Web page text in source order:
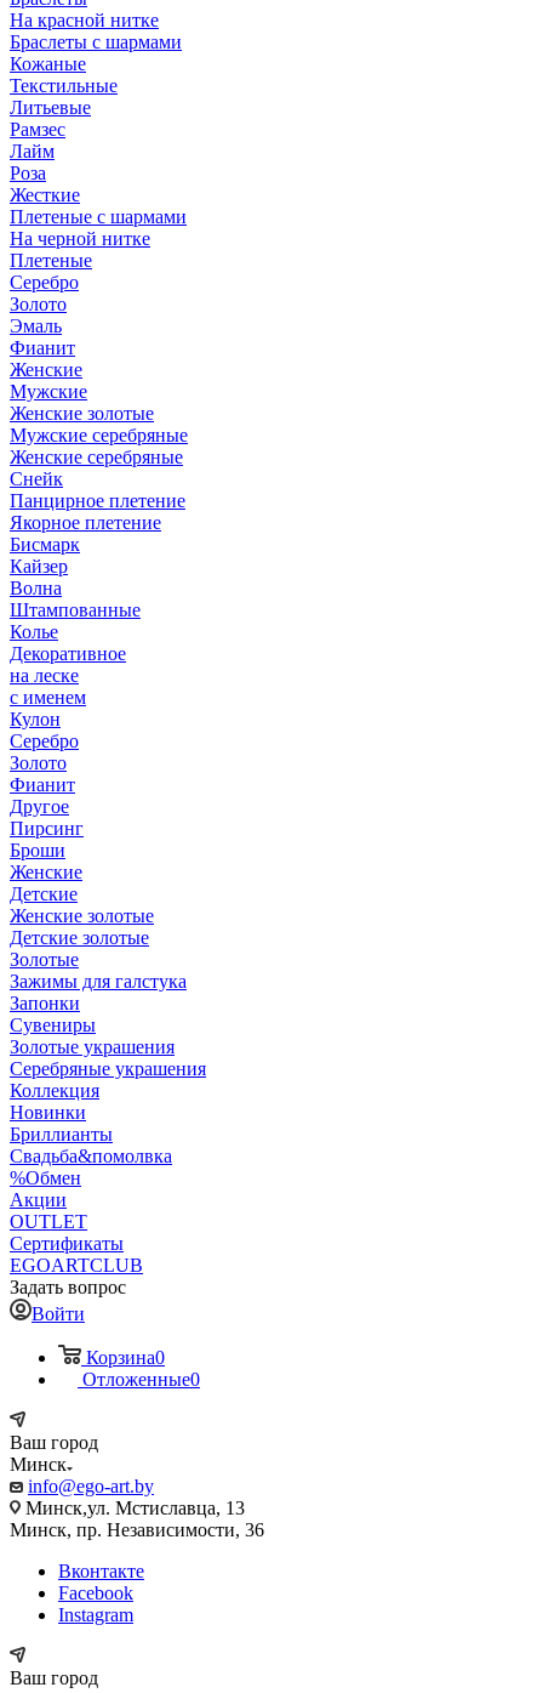
На красной нитке
Браслеты с шармами
Кожаные
Текстильные
Литьевые
Рамзес
Лайм
Роза
Жесткие
Плетеные с шармами
На черной нитке
Плетеные
Серебро
Золото
Эмаль
Фианит
Женские
Мужские
Женские золотые
Мужские серебряные
Женские серебряные
Снейк
Панцирное плетение
Якорное плетение
Бисмарк
Кайзер
Волна
Штампованные
Колье
Декоративное
на леске
с именем
Кулон
Серебро
Золото
Фианит
Другое
Пирсинг
Броши
Женские
Детские
Женские золотые
Детские золотые
Золотые
Зажимы для галстука
Запонки
Сувениры
Золотые украшения
Серебряные украшения
Коллекция
Новинки
Бриллианты
Свадьба&помолвка
%Обмен
Акции
OUTLET
Сертификаты
EGOARTCLUB
Задать вопрос
Войти
Корзина0
Отложенные0
Ваш город
Минск
info@ego-art.by
Минск,ул. Мстиславца, 13
Минск, пр. Независимости, 36
Вконтакте
Facebook
Instagram
Ваш город